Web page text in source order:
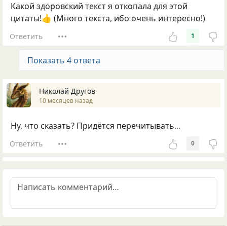
Какой здоровский текст я откопала для этой
цитаты!👍 (Много текста, ибо очень интересно!)
Ответить 1
Показать 4 ответа
Николай Другов
10 месяцев назад
Ну, что сказать? Придётся перечитывать...
Ответить 0